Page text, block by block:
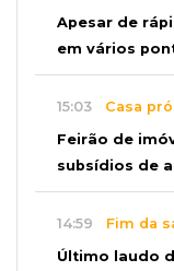
Apesar de
em vários
15:03 Casa
Feirão de
subsídios de
14:59 Fim da
Último laudo